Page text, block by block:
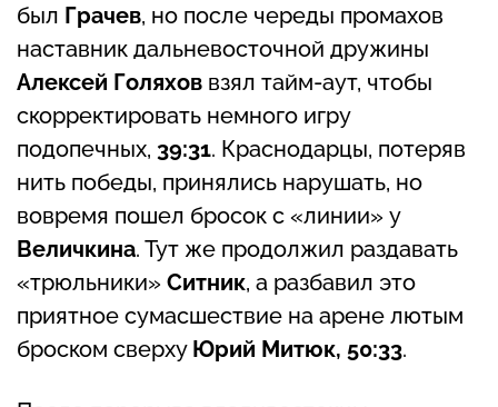
был Грачев, но после череды промахов
наставник дальневосточной дружины
Алексей Голяхов взял тайм-аут, чтобы
скорректировать немного игру
подопечных, 39:31. Краснодарцы, потеряв
нить победы, принялись нарушать, но
вовремя пошел бросок с «линии» у
Величкина. Тут же продолжил раздавать
«трюльники» Ситник, а разбавил это
приятное сумасшествие на арене лютым
броском сверху Юрий Митюк, 50:33.